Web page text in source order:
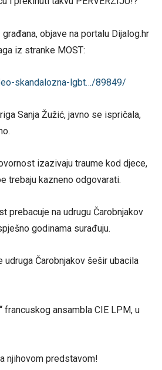
objave na portalu Dijalog.hr
iz stranke MOST:
skandalozna-lgbt…/89849/
Sanja Žužić, javno se ispričala,
izazivaju traume kod djece,
trebaju kazneno odgovarati.
prebacuje na udrugu Čarobnjakov
godinama surađuju.
udruga Čarobnjakov šešir ubacila
francuskog ansambla CIE LPM, u
njihovom predstavom!